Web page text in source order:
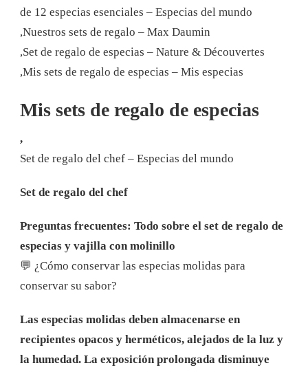
de 12 especias esenciales – Especias del mundo
,Nuestros sets de regalo – Max Daumin
,Set de regalo de especias – Nature & Découvertes
,Mis sets de regalo de especias – Mis especias
Mis sets de regalo de especias
,
Set de regalo del chef – Especias del mundo
Set de regalo del chef
Preguntas frecuentes: Todo sobre el set de regalo de
especias y vajilla con molinillo
💬 ¿Cómo conservar las especias molidas para
conservar su sabor?
Las especias molidas deben almacenarse en
recipientes opacos y herméticos, alejados de la luz y
la humedad. La exposición prolongada disminuye